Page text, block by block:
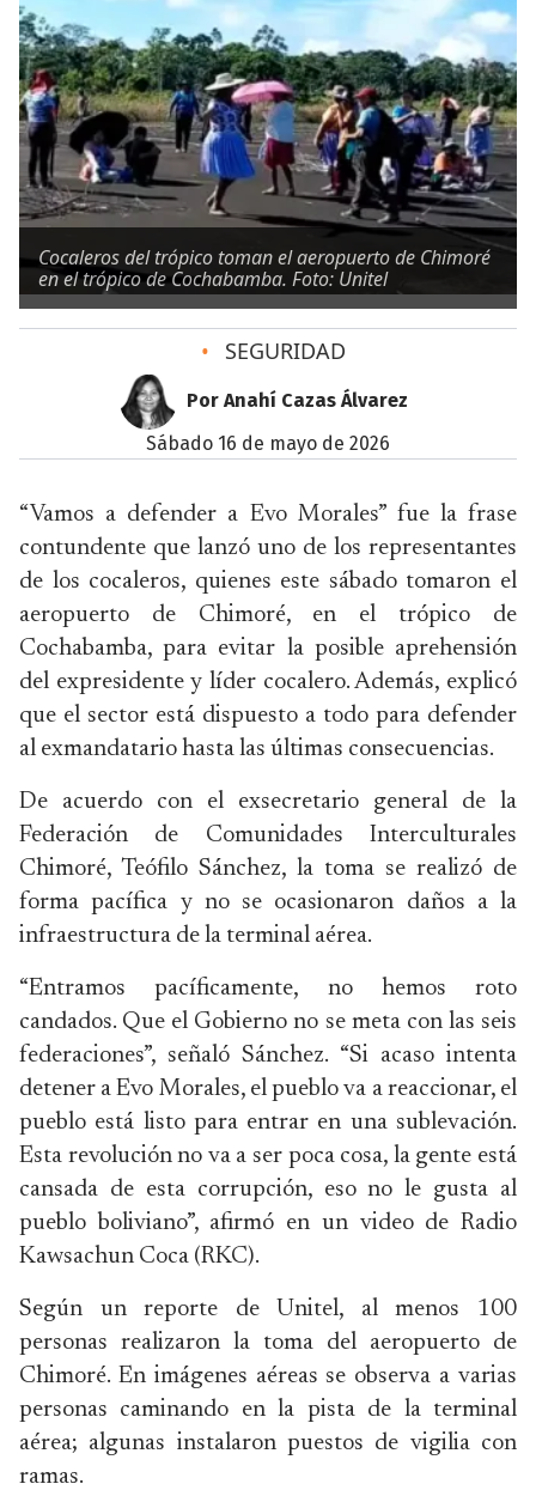
Cocaleros del trópico toman el aeropuerto de Chimoré
en el trópico de Cochabamba. Foto: Unitel
• SEGURIDAD
Por Anahí Cazas Álvarez
sábado 16 de mayo de 2026
“Vamos a defender a Evo Morales” fue la frase
contundente que lanzó uno de los representantes
de los cocaleros, quienes este sábado tomaron el
aeropuerto de Chimoré, en el trópico de
Cochabamba, para evitar la posible aprehensión
del expresidente y líder cocalero. Además, explicó
que el sector está dispuesto a todo para defender
al exmandatario hasta las últimas consecuencias.
De acuerdo con el exsecretario general de la
Federación de Comunidades Interculturales
Chimoré, Teófilo Sánchez, la toma se realizó de
forma pacífica y no se ocasionaron daños a la
infraestructura de la terminal aérea.
“Entramos pacíficamente, no hemos roto
candados. Que el Gobierno no se meta con las seis
federaciones”, señaló Sánchez. “Si acaso intenta
detener a Evo Morales, el pueblo va a reaccionar, el
pueblo está listo para entrar en una sublevación.
Esta revolución no va a ser poca cosa, la gente está
cansada de esta corrupción, eso no le gusta al
pueblo boliviano”, afirmó en un video de Radio
Kawsachun Coca (RKC).
Según un reporte de Unitel, al menos 100
personas realizaron la toma del aeropuerto de
Chimoré. En imágenes aéreas se observa a varias
personas caminando en la pista de la terminal
aérea; algunas instalaron puestos de vigilia con
ramas.